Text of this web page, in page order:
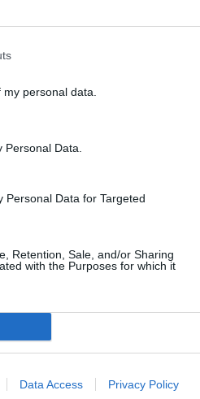
personal data.
Data.
Personal Data for Targeted
Retention, Sale, and/or Sharing
with the Purposes for which it
Data Access Privacy Policy
w których przygoda zaczyna
Poczuj się,
Jazdowie będzie można
warsztatach kulinarnych czy
A dokładnie - na jego
miejską. 6
zmieniły nasze